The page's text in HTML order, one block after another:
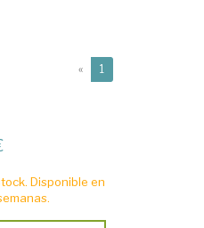
« 1
Disponible en